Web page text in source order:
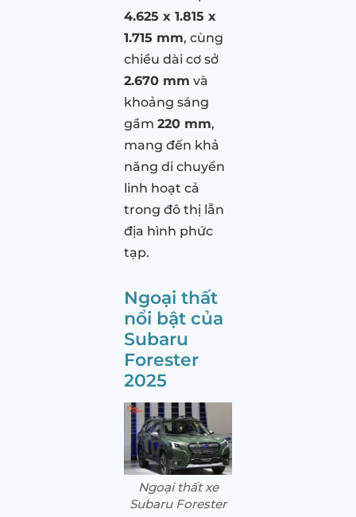
4.625 x 1.815 x
1.715 mm, cùng
chiều dài cơ sở
2.670 mm và
khoảng sáng
gầm 220 mm,
mang đến khả
năng di chuyển
linh hoạt cả
trong đô thị lẫn
địa hình phức
tạp.
Ngoại thất
nổi bật của
Subaru
Forester
2025
Ngoại thất xe
Subaru Forester